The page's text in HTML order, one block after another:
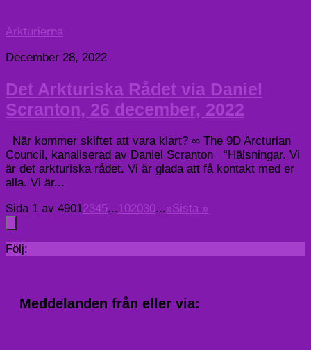
Arkturierna
December 28, 2022
Det Arkturiska Rådet via Daniel
Scranton, 26 december, 2022
När kommer skiftet att vara klart? ∞ The 9D Arcturian
Council, kanaliserad av Daniel Scranton “Hälsningar. Vi
är det arkturiska rådet. Vi är glada att få kontakt med er
alla. Vi är...
Sida 1 av 49012345...102030...»Sista »
Följ:
Meddelanden från eller via: